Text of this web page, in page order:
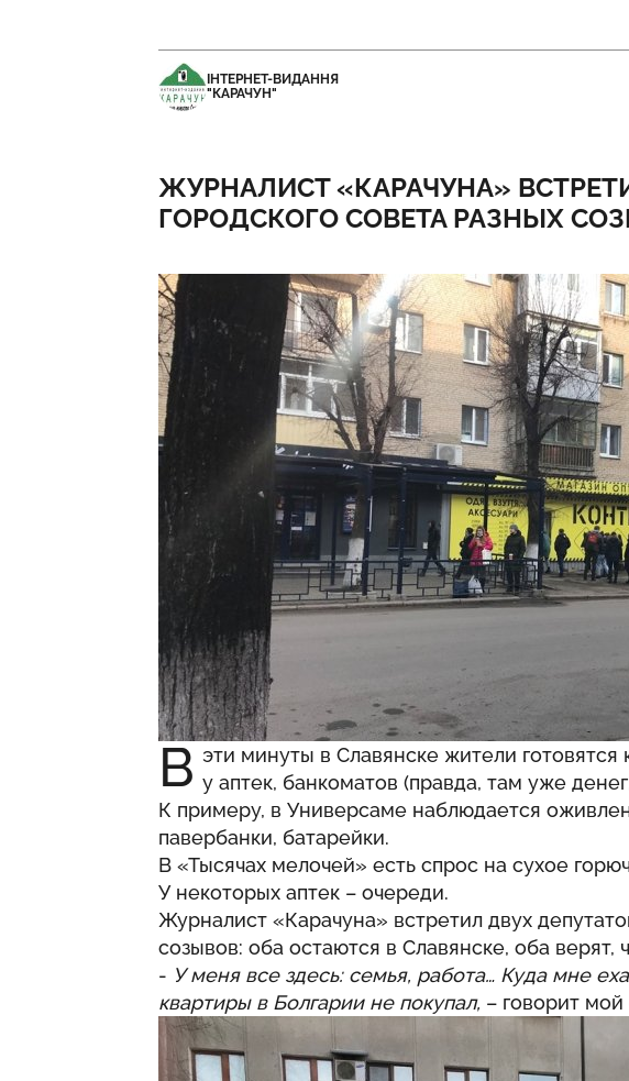
ІНТЕРНЕТ-ВИДАННЯ
"КАРАЧУН"
ЖУРНАЛИСТ «КАРАЧУНА»
ГОРОДСКОГО СОВЕТА РАЗНЫХ
В эти минуты в Славянске жители
у аптек, банкоматов (правда, там уже
К примеру, в Универсаме наблюдается
павербанки, батарейки.
В «Тысячах мелочей» есть спрос на сухое
У некоторых аптек – очереди.
Журналист «Карачуна» встретил двух
созывов: оба остаются в Славянске, оба верят,
- У меня все здесь: семья, работа… Куда мне
квартиры в Болгарии не покупал, – говорит